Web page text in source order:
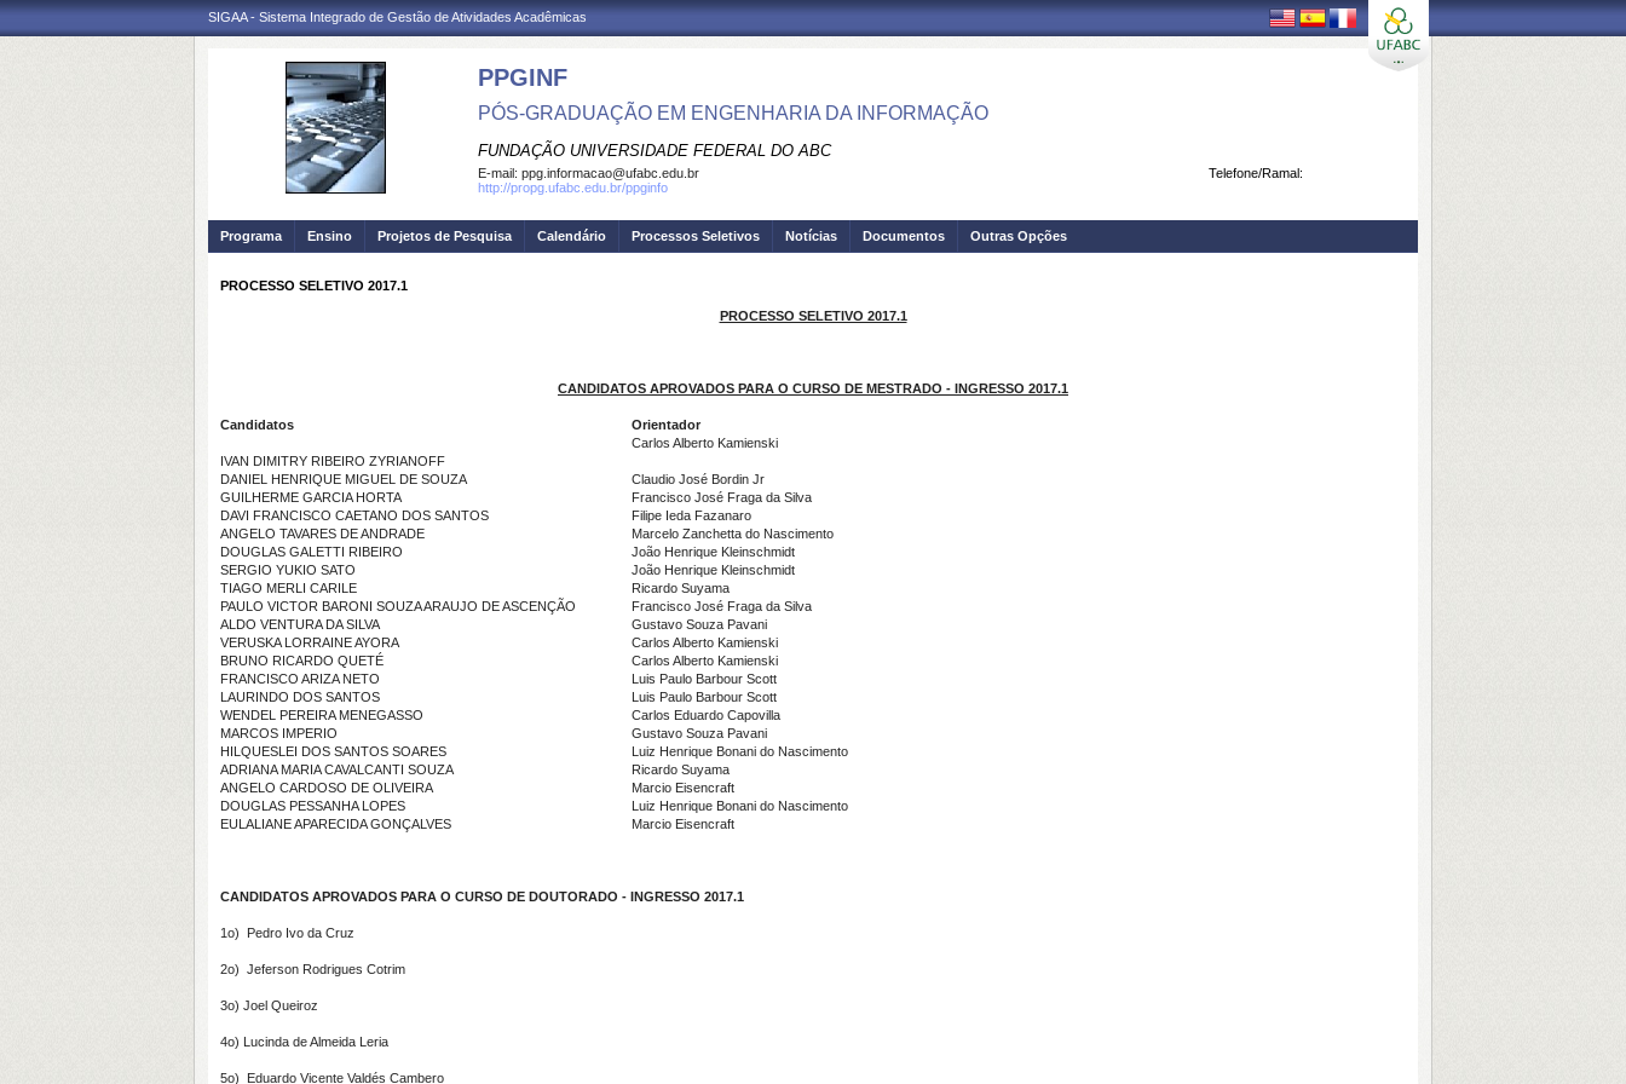
SIGAA - Sistema Integrado de Gestão de Atividades Acadêmicas
PPGINF
PÓS-GRADUAÇÃO EM ENGENHARIA DA INFORMAÇÃO
FUNDAÇÃO UNIVERSIDADE FEDERAL DO ABC
Telefone/Ramal:
E-mail: ppg.informacao@ufabc.edu.br
http://propg.ufabc.edu.br/ppginfo
Programa Ensino Projetos de Pesquisa Calendário Processos Seletivos Notícias Documentos Outras Opções
PROCESSO SELETIVO 2017.1
PROCESSO SELETIVO 2017.1
CANDIDATOS APROVADOS PARA O CURSO DE MESTRADO - INGRESSO 2017.1
Candidatos Orientador
IVAN DIMITRY RIBEIRO ZYRIANOFF
Carlos Alberto Kamienski
DANIEL HENRIQUE MIGUEL DE SOUZA
Claudio José Bordin Jr
GUILHERME GARCIA HORTA
Francisco José Fraga da Silva
DAVI FRANCISCO CAETANO DOS SANTOS
Filipe Ieda Fazanaro
ANGELO TAVARES DE ANDRADE
Marcelo Zanchetta do Nascimento
DOUGLAS GALETTI RIBEIRO
João Henrique Kleinschmidt
SERGIO YUKIO SATO
João Henrique Kleinschmidt
TIAGO MERLI CARILE
Ricardo Suyama
PAULO VICTOR BARONI SOUZA ARAUJO DE ASCENÇÃO
Francisco José Fraga da Silva
ALDO VENTURA DA SILVA
Gustavo Souza Pavani
VERUSKA LORRAINE AYORA
Carlos Alberto Kamienski
BRUNO RICARDO QUETÉ
Carlos Alberto Kamienski
FRANCISCO ARIZA NETO
Luis Paulo Barbour Scott
LAURINDO DOS SANTOS
Luis Paulo Barbour Scott
WENDEL PEREIRA MENEGASSO
Carlos Eduardo Capovilla
MARCOS IMPERIO
Gustavo Souza Pavani
HILQUESLEI DOS SANTOS SOARES
Luiz Henrique Bonani do Nascimento
ADRIANA MARIA CAVALCANTI SOUZA
Ricardo Suyama
ANGELO CARDOSO DE OLIVEIRA
Marcio Eisencraft
DOUGLAS PESSANHA LOPES
Luiz Henrique Bonani do Nascimento
EULALIANE APARECIDA GONÇALVES
Marcio Eisencraft
CANDIDATOS APROVADOS PARA O CURSO DE DOUTORADO - INGRESSO 2017.1
1o) Pedro Ivo da Cruz
2o) Jeferson Rodrigues Cotrim
3o) Joel Queiroz
4o) Lucinda de Almeida Leria
5o) Eduardo Vicente Valdés Cambero